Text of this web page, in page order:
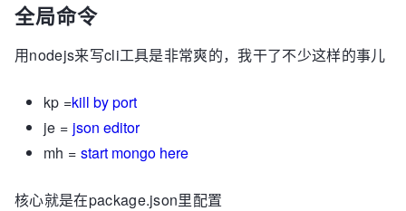
全局命令
用nodejs来写cli工具是非常爽的，我干了不少这样的事儿
kp =kill by port
je = json editor
mh = start mongo here
核心就是在package.json里配置